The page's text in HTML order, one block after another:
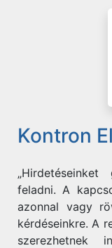
Kontron
feladni. A
azonnal vagy
kérdéseinkre. A
szerezhetnek